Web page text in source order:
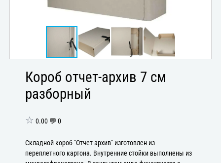
Короб отчет-архив 7 см
разборный
☆ 0.00 💬 0
Складной короб "Отчет-архив" изготовлен из
переплетного картона. Внутренние стойки выполнены из